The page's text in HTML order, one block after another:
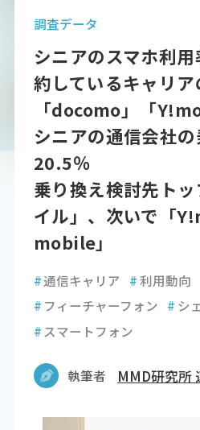
調査データ
シニアのスマホ利
約しているキャリ
「docomo」「
シニアの通信会社
20.5％
乗り換え検討先ト
イル」、次いで「
mobile」
#通信キャリア #利用動向
# フィーチャーフォン # シ
# スマートフォン
執筆者 MMD研究所